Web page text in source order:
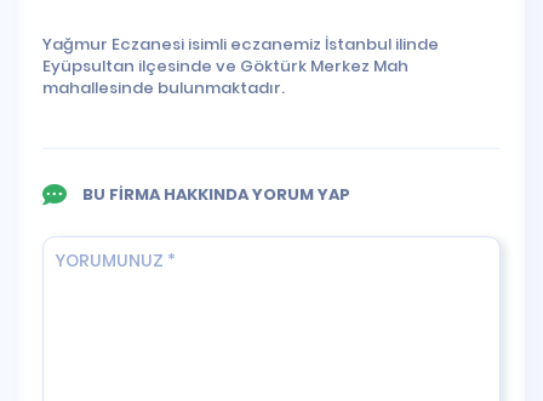
Yağmur Eczanesi isimli eczanemiz İstanbul ilinde
Eyüpsultan ilçesinde ve Göktürk Merkez Mah
mahallesinde bulunmaktadır.
BU FİRMA HAKKINDA YORUM YAP